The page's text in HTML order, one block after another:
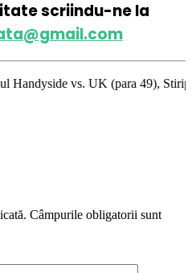
scriindu-ne la
(para 49), Stiripentruviata.ro
Câmpurile obligatorii sunt